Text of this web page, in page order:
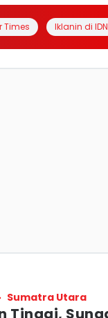
Times Iklanin di IDN
Sumatra Utara
Tinggi,